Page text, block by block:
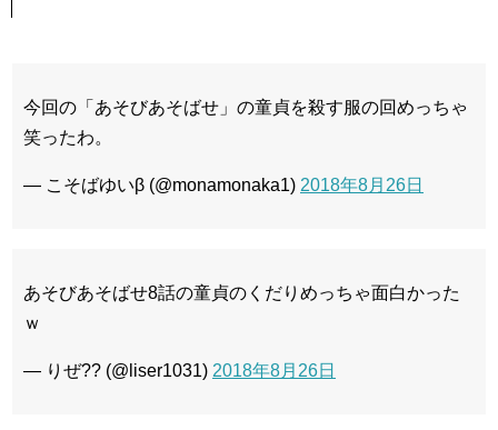
今回の「あそびあそばせ」の童貞を殺す服の回めっちゃ
笑ったわ。
— こそばゆいβ (@monamonaka1) 2018年8月26日
あそびあそばせ8話の童貞のくだりめっちゃ面白かった
ｗ
— りぜ?? (@liser1031) 2018年8月26日